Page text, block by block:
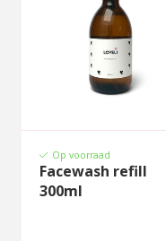
Op voorraad
Facewash refill
300ml